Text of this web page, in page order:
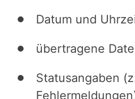
Datum und
übertragene
Statusangaben